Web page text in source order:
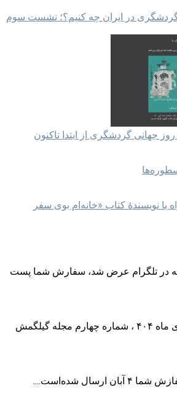
گردشگری در ایران چه کنیم؟؛ نشست سوم
جهانی گردشگری از ابتدا تاکنون
با نویسندهٔ کتاب «خانه‌ام بوی سفر
در تلگرام عرض شد، سفارش شما پست
من در تاریخ ۳۰ دی ماه ۴۰۴ ، شماره چهارم مجله گیلگمش
ارسال شده‌است....